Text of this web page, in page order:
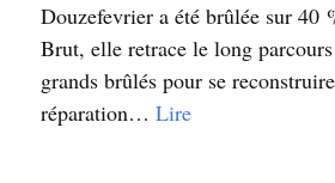
Douzefevrier a été brûlée sur 40
Brut, elle retrace le long
grands brûlés pour se
réparation… Lire